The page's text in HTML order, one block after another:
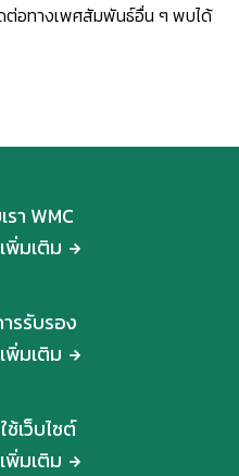
ต่อทางเพศสัมพันธ์อื่น ๆ พบได้
า WMC
พิ่มเติม
รรับรอง
พิ่มเติม
ช้เว็บไซต์
พิ่มเติม